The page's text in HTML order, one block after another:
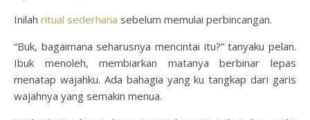
Inilah ritual sederhana sebelum memulai perbincangan.
“Buk, bagaimana seharusnya mencintai itu?” tanyaku pelan.
Ibuk menoleh, membiarkan matanya berbinar lepas
menatap wajahku. Ada bahagia yang ku tangkap dari garis
wajahnya yang semakin menua.